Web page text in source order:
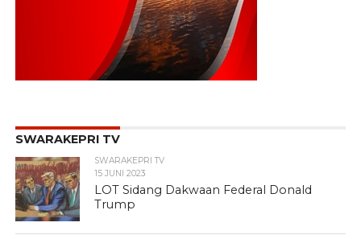
SWARAKEPRI TV
SWARAKEPRI TV
15 JUNI 2023
LOT Sidang Dakwaan Federal Donald
Trump